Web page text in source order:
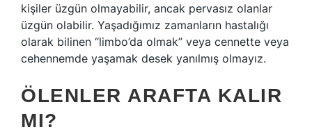
kişiler üzgün olmayabilir, ancak pervasız olanlar
üzgün olabilir. Yaşadığımız zamanların hastalığı
olarak bilinen “limbo’da olmak” veya cennette veya
cehennemde yaşamak desek yanılmış olmayız.
ÖLENLER ARAFTA KALIR
MI?